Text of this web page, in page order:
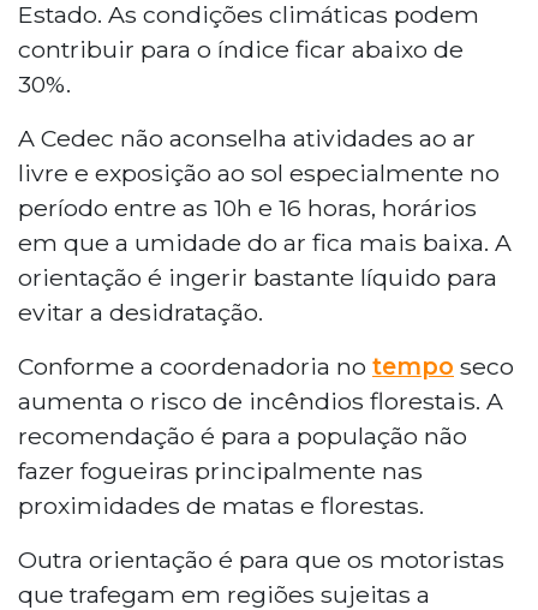
Estado. As condições climáticas podem
contribuir para o índice ficar abaixo de
30%.
A Cedec não aconselha atividades ao ar
livre e exposição ao sol especialmente no
período entre as 10h e 16 horas, horários
em que a umidade do ar fica mais baixa. A
orientação é ingerir bastante líquido para
evitar a desidratação.
Conforme a coordenadoria no tempo seco
aumenta o risco de incêndios florestais. A
recomendação é para a população não
fazer fogueiras principalmente nas
proximidades de matas e florestas.
Outra orientação é para que os motoristas
que trafegam em regiões sujeitas a